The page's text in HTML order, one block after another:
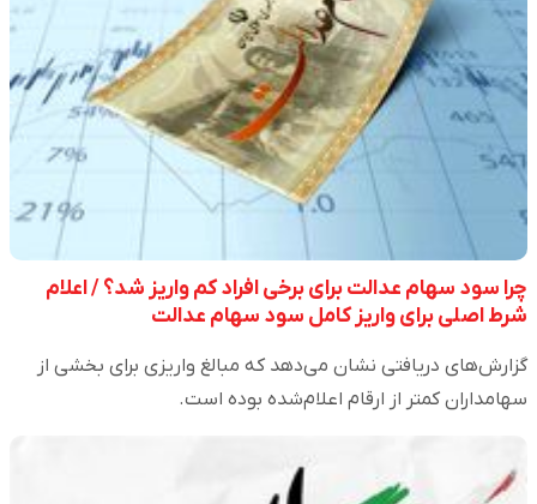
چرا سود سهام عدالت برای برخی افراد کم واریز شد؟ / اعلام
شرط اصلی برای واریز کامل سود سهام عدالت
گزارش‌های دریافتی نشان می‌دهد که مبالغ واریزی برای بخشی از
سهامداران کمتر از ارقام اعلام‌شده بوده است.